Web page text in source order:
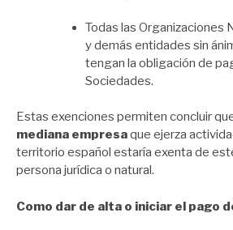
Todas las Organizaciones
y demás entidades sin
tengan la obligación de
Sociedades.
Estas exenciones permiten concluir
mediana empresaque ejerza
territorio español estaría exenta de
persona jurídica o natural.
Como dar de alta o iniciar el pago